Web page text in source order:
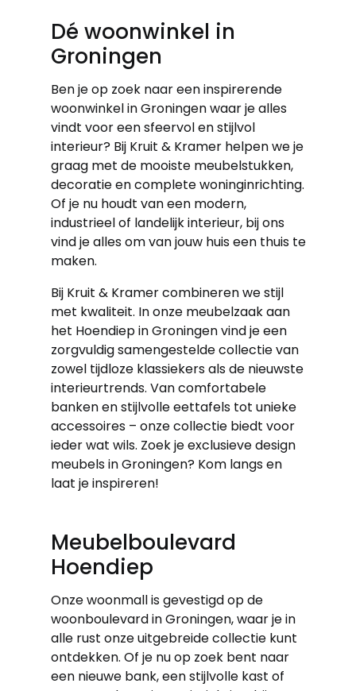
Dé woonwinkel in
Groningen
Ben je op zoek naar een inspirerende
woonwinkel in Groningen waar je alles
vindt voor een sfeervol en stijlvol
interieur? Bij Kruit & Kramer helpen we je
graag met de mooiste meubelstukken,
decoratie en complete woninginrichting.
Of je nu houdt van een modern,
industrieel of landelijk interieur, bij ons
vind je alles om van jouw huis een thuis te
maken.
Bij Kruit & Kramer combineren we stijl
met kwaliteit. In onze meubelzaak aan
het Hoendiep in Groningen vind je een
zorgvuldig samengestelde collectie van
zowel tijdloze klassiekers als de nieuwste
interieurtrends. Van comfortabele
banken en stijlvolle eettafels tot unieke
accessoires – onze collectie biedt voor
ieder wat wils. Zoek je exclusieve design
meubels in Groningen? Kom langs en
laat je inspireren!
Meubelboulevard
Hoendiep
Onze woonmall is gevestigd op de
woonboulevard in Groningen, waar je in
alle rust onze uitgebreide collectie kunt
ontdekken. Of je nu op zoek bent naar
een nieuwe bank, een stijlvolle kast of